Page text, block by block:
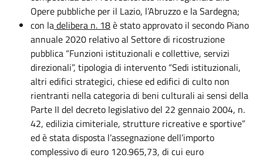
Opere pubbliche per il Lazio, l’Abruzzo e la Sardegna;
con ladelibera n. 18è stato approvato il secondo Piano
annuale 2020 relativo al Settore di ricostruzione
pubblica “Funzioni istituzionali e collettive, servizi
direzionali”, tipologia di intervento “Sedi istituzionali,
altri edifici strategici, chiese ed edifici di culto non
rientranti nella categoria di beni culturali ai sensi della
Parte II del decreto legislativo del 22 gennaio 2004, n.
42, edilizia cimiteriale, strutture ricreative e sportive”
ed è stata disposta l’assegnazione dell’importo
complessivo di euro 120.965,73, di cui euro